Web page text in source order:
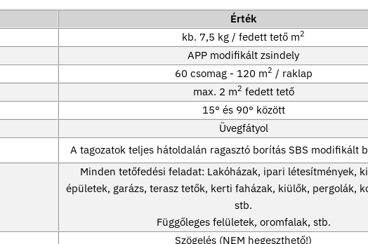
Érték
kb. 7,5 kg / fedett tető m2
APP modifikált zsindely
60 csomag - 120 m2 / raklap
max. 2 m2 fedett tető
15° és 90° között
Üvegfátyol
A tagozatok teljes hátoldalán ragasztó borítás SBS modifikált
Minden tetőfedési feladat: Lakóházak, ipari létesítmények,
épületek, garázs, terasz tetők, kerti faházak, kiülők, pergolák,
stb.
Függőleges felületek, oromfalak, stb.
Szögelés (NEM hegeszthető!)